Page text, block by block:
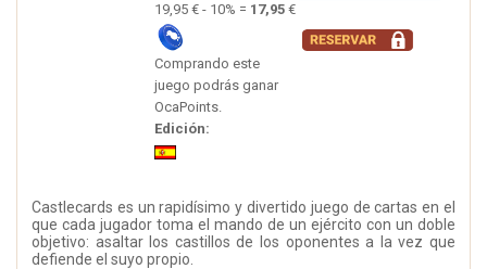
19,95 € - 10% = 17,95 €
Comprando este
juego podrás ganar
OcaPoints.
Edición:
Castlecards es un rapidísimo y divertido juego de cartas en el
que cada jugador toma el mando de un ejército con un doble
objetivo: asaltar los castillos de los oponentes a la vez que
defiende el suyo propio.